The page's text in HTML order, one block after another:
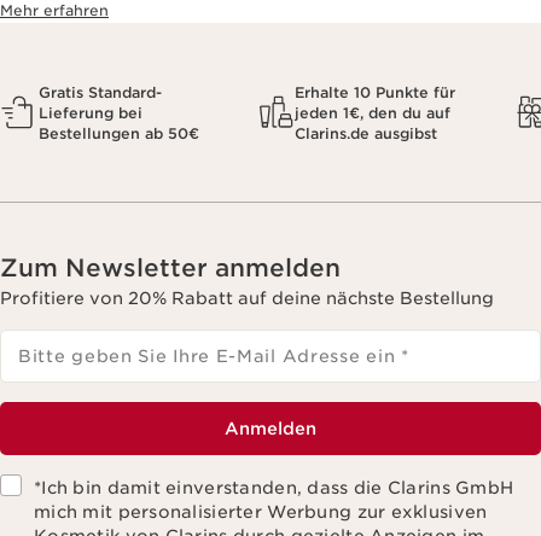
Mehr erfahren
Gratis Standard-
Lieferung bei
Bestellungen ab 50€
Erhalte 10 Punkte für
jeden 1€, den du auf
Clarins.de ausgibst
Zum Newsletter anmelden
Profitiere von 20% Rabatt auf deine nächste Bestellung
Bitte geben Sie Ihre E-Mail Adresse ein *
Anmelden
*Ich bin damit einverstanden, dass die Clarins GmbH
mich mit personalisierter Werbung zur exklusiven